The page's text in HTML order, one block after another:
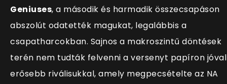
Geniuses, a második és harmadik összecsapáson
abszolút odatették magukat, legalábbis a
csapatharcokban. Sajnos a makroszintű döntések
terén nem tudták felvenni a versenyt papíron jóval
erősebb riválisukkal, amely megpecsételte az NA